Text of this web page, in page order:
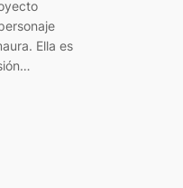
Ella es